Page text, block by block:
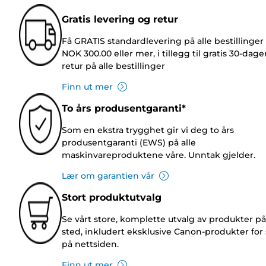
Gratis levering og retur
Få GRATIS standardlevering på alle bestillinger
NOK 300.00 eller mer, i tillegg til gratis 30-
retur på alle bestillinger
Finn ut mer
To års produsentgaranti*
Som en ekstra trygghet gir vi deg to års
produsentgaranti (EWS) på alle
maskinvareproduktene våre. Unntak gjelder.
Lær om garantien vår
Stort produktutvalg
Se vårt store, komplette utvalg av produkter
sted, inkludert eksklusive Canon-produkter for
på nettsiden.